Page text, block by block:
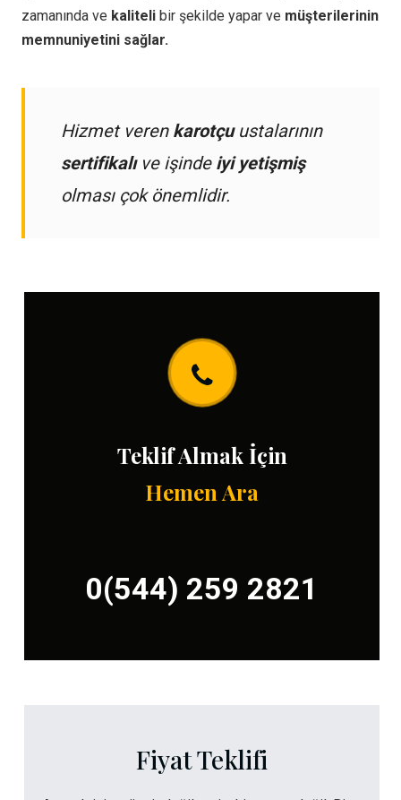
zamanında ve kaliteli bir şekilde yapar ve müşterilerinin
memnuniyetini sağlar.
Hizmet veren karotçuustalarının
sertifikalıve işinde iyi yetişmiş
olması çok önemlidir.
Teklif Almak İçin
Hemen Ara
0(544) 259 2821
Fiyat Teklifi